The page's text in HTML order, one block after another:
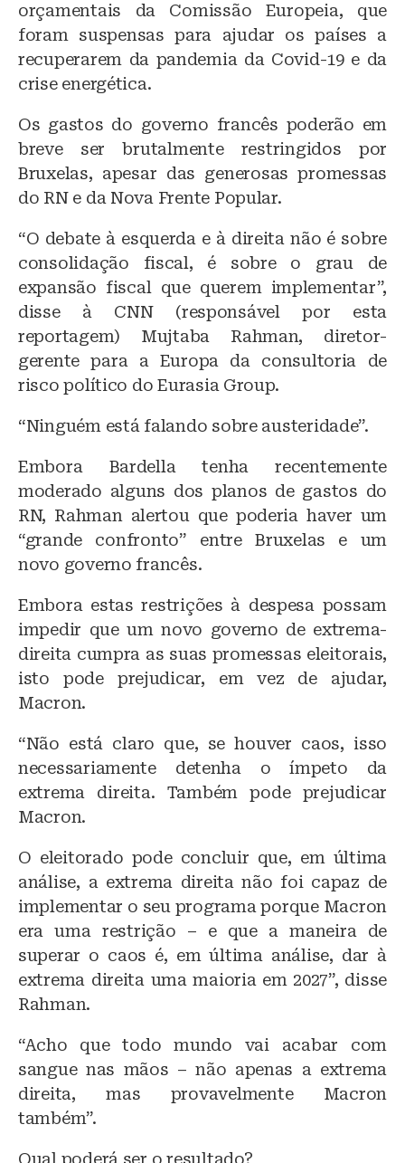
orçamentais da Comissão Europeia, que
foram suspensas para ajudar os países a
recuperarem da pandemia da Covid-19 e da
crise energética.
Os gastos do governo francês poderão em
breve ser brutalmente restringidos por
Bruxelas, apesar das generosas promessas
do RN e da Nova Frente Popular.
“O debate à esquerda e à direita não é sobre
consolidação fiscal, é sobre o grau de
expansão fiscal que querem implementar”,
disse à CNN (responsável por esta
reportagem) Mujtaba Rahman, diretor-
gerente para a Europa da consultoria de
risco político do Eurasia Group.
“Ninguém está falando sobre austeridade”.
Embora Bardella tenha recentemente
moderado alguns dos planos de gastos do
RN, Rahman alertou que poderia haver um
“grande confronto” entre Bruxelas e um
novo governo francês.
Embora estas restrições à despesa possam
impedir que um novo governo de extrema-
direita cumpra as suas promessas eleitorais,
isto pode prejudicar, em vez de ajudar,
Macron.
“Não está claro que, se houver caos, isso
necessariamente detenha o ímpeto da
extrema direita. Também pode prejudicar
Macron.
O eleitorado pode concluir que, em última
análise, a extrema direita não foi capaz de
implementar o seu programa porque Macron
era uma restrição – e que a maneira de
superar o caos é, em última análise, dar à
extrema direita uma maioria em 2027”, disse
Rahman.
“Acho que todo mundo vai acabar com
sangue nas mãos – não apenas a extrema
direita, mas provavelmente Macron
também”.